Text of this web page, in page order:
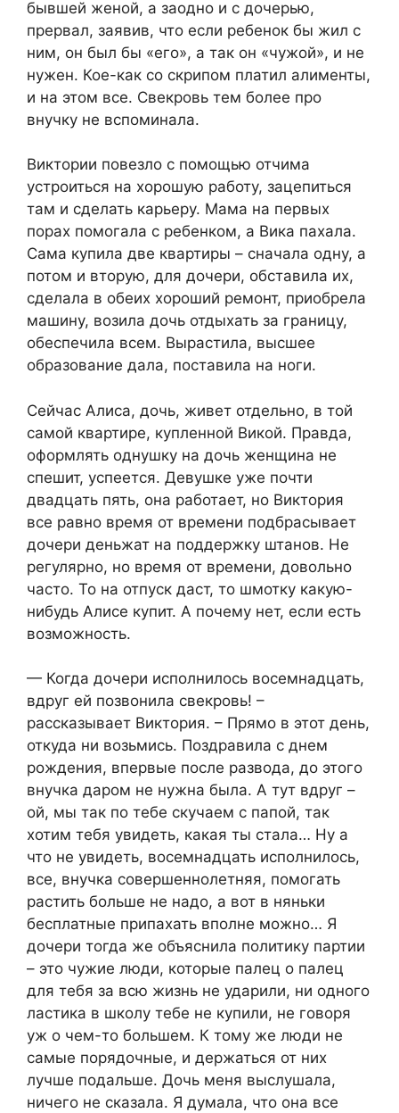
бывшей женой, а заодно и с дочерью,
прервал, заявив, что если ребенок бы жил с
ним, он был бы «его», а так он «чужой», и не
нужен. Кое-как со скрипом платил алименты,
и на этом все. Свекровь тем более про
внучку не вспоминала.
Виктории повезло с помощью отчима
устроиться на хорошую работу, зацепиться
там и сделать карьеру. Мама на первых
порах помогала с ребенком, а Вика пахала.
Сама купила две квартиры – сначала одну, а
потом и вторую, для дочери, обставила их,
сделала в обеих хороший ремонт, приобрела
машину, возила дочь отдыхать за границу,
обеспечила всем. Вырастила, высшее
образование дала, поставила на ноги.
Сейчас Алиса, дочь, живет отдельно, в той
самой квартире, купленной Викой. Правда,
оформлять однушку на дочь женщина не
спешит, успеется. Девушке уже почти
двадцать пять, она работает, но Виктория
все равно время от времени подбрасывает
дочери деньжат на поддержку штанов. Не
регулярно, но время от времени, довольно
часто. То на отпуск даст, то шмотку какую-
нибудь Алисе купит. А почему нет, если есть
возможность.
— Когда дочери исполнилось восемнадцать,
вдруг ей позвонила свекровь! –
рассказывает Виктория. – Прямо в этот день,
откуда ни возьмись. Поздравила с днем
рождения, впервые после развода, до этого
внучка даром не нужна была. А тут вдруг –
ой, мы так по тебе скучаем с папой, так
хотим тебя увидеть, какая ты стала… Ну а
что не увидеть, восемнадцать исполнилось,
все, внучка совершеннолетняя, помогать
растить больше не надо, а вот в няньки
бесплатные припахать вполне можно… Я
дочери тогда же объяснила политику партии
– это чужие люди, которые палец о палец
для тебя за всю жизнь не ударили, ни одного
ластика в школу тебе не купили, не говоря
уж о чем-то большем. К тому же люди не
самые порядочные, и держаться от них
лучше подальше. Дочь меня выслушала,
ничего не сказала. Я думала, что она все